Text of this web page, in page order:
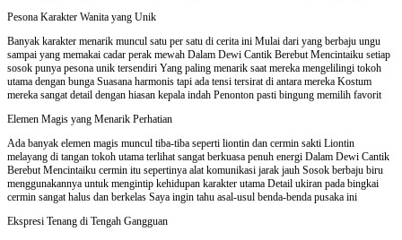
Pesona Karakter Wanita yang Unik
Banyak karakter menarik muncul satu per satu di cerita ini Mulai dari yang berbaju ungu
sampai yang memakai cadar perak mewah Dalam Dewi Cantik Berebut Mencintaiku setiap
sosok punya pesona unik tersendiri Yang paling menarik saat mereka mengelilingi tokoh
utama dengan bunga Suasana harmonis tapi ada tensi tersirat di antara mereka Kostum
mereka sangat detail dengan hiasan kepala indah Penonton pasti bingung memilih favorit
Elemen Magis yang Menarik Perhatian
Ada banyak elemen magis muncul tiba-tiba seperti liontin dan cermin sakti Liontin
melayang di tangan tokoh utama terlihat sangat berkuasa penuh energi Dalam Dewi Cantik
Berebut Mencintaiku cermin itu sepertinya alat komunikasi jarak jauh Sosok berbaju biru
menggunakannya untuk mengintip kehidupan karakter utama Detail ukiran pada bingkai
cermin sangat halus dan berkelas Saya ingin tahu asal-usul benda-benda pusaka ini
Ekspresi Tenang di Tengah Gangguan